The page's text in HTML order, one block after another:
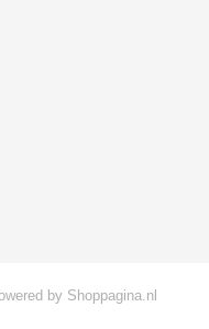
by Shoppagina.nl